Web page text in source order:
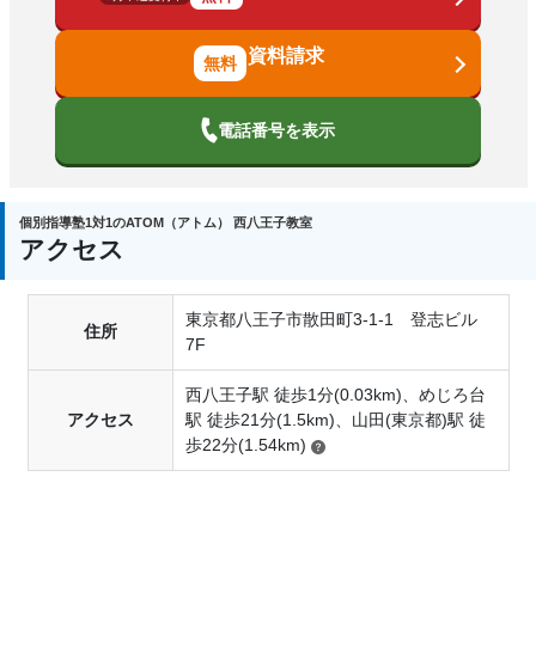
資料請求
電話番号を表示
個別指導塾1対1のATOM（アトム） 西八王子教室
アクセス
住所
東京都八王子市散田町3-1-1 登志ビル
7F
アクセス
西八王子駅 徒歩1分(0.03km)、めじろ台
駅 徒歩21分(1.5km)、山田(東京都)駅 徒
歩22分(1.54km)